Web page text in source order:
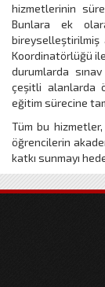
hizmetlerinin
Bunlara ek
bireyselleştirilmiş
Koordinatörlüğü
durumlarda
çeşitli alanlarda
eğitim sürecine
Tüm bu
öğrencilerin
katkı sunmayı